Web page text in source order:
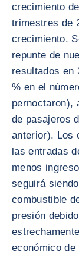
crecimiento
trimestres de
crecimiento.
repunte de
resultados en
% en el
pernoctaron),
de pasajeros
anterior). Los
las entradas
menos
seguirá
combustible
presión
económico